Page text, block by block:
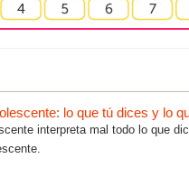
lo que tú dices y lo
interpreta mal todo lo que